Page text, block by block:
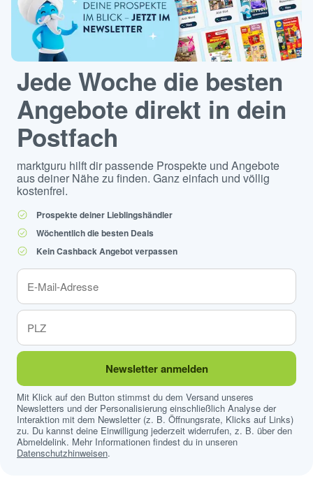
Jede Woche die besten
Angebote direkt in dein
Postfach
marktguru hilft dir passende Prospekte und Angebote
aus deiner Nähe zu finden. Ganz einfach und völlig
kostenfrei.
Prospekte deiner Lieblingshändler
Wöchentlich die besten Deals
Kein Cashback Angebot verpassen
Newsletter anmelden
Mit Klick auf den Button stimmst du dem Versand unseres
Newsletters und der Personalisierung einschließlich Analyse der
Interaktion mit dem Newsletter (z. B. Öffnungsrate, Klicks auf Links)
zu. Du kannst deine Einwilligung jederzeit widerrufen, z. B. über den
Abmeldelink. Mehr Informationen findest du in unseren
Datenschutzhinweisen.